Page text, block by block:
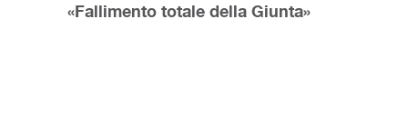
«Fallimento totale della Giunta»